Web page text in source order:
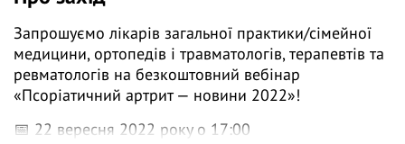
Запрошуємо лікарів загальної практики/сімейної
медицини, ортопедів і травматологів, терапевтів та
ревматологів на безкоштовний вебінар
«Псоріатичний артрит — новини 2022»!
📅 22 вересня 2022 року о 17:00